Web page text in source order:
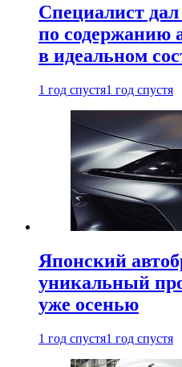
Специалист
по содержанию
в идеальном
1 год спустя1 год спустя
Японский
уникальный
уже осенью
1 год спустя1 год спустя